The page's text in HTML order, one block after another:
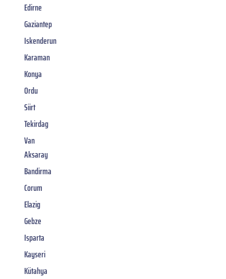
Edirne
Gaziantep
Iskenderun
Karaman
Konya
Ordu
Siirt
Tekirdag
Van
Aksaray
Bandirma
Corum
Elazig
Gebze
Isparta
Kayseri
Kütahya